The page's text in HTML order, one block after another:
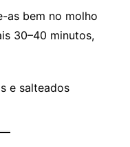
as bem no molho
30–40 minutos,
e salteados